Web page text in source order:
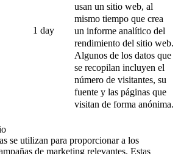
1 day
usan un sitio web, al
mismo tiempo que crea
un informe analítico del
rendimiento del sitio web.
Algunos de los datos que
se recopilan incluyen el
número de visitantes, su
fuente y las páginas que
visitan de forma anónima.
se utilizan para proporcionar a los
de marketing relevantes. Estas